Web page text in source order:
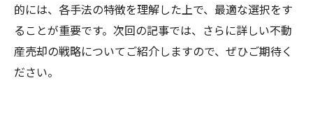
的には、各手法の特徴を理解した上で、最適な選択をす
ることが重要です。次回の記事では、さらに詳しい不動
産売却の戦略についてご紹介しますので、ぜひご期待く
ださい。